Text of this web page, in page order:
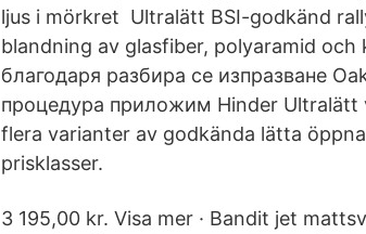
ljus i mörkret Ultralätt BSI-godkänd
blandning av glasfiber, polyaramid
благодаря разбира се изпразване
процедура приложим Hinder
flera varianter av godkända lätta
prisklasser.
3 195,00 kr. Visa mer · Bandit jet